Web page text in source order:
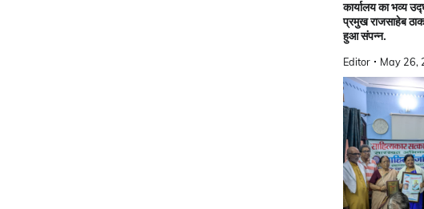
कार्यालय का भव्य
प्रमुख राजसाहेब
हुआ संपन्न.
Editor May 26,